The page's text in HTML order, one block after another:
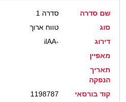
שם סדרה
סדרה 1
סוג
טווח ארוך
דירוג
ilAA-
מאפיין
תאריך
הנפקה
קוד בורסאי
1198787